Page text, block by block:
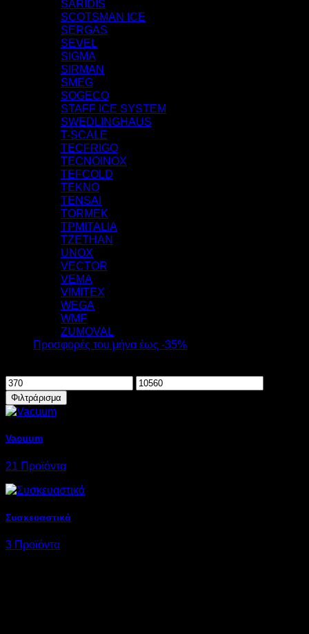
SARIDIS
SCOTSMAN ICE
SERGAS
SEVEL
SIGMA
SIRMAN
SMEG
SOGECO
STAFF ICE SYSTEM
SWEDLINGHAUS
T-SCALE
TECFRIGO
TECNOINOX
TEFCOLD
TEKNO
TENSAI
TORMEK
TPMITALIA
TZETHAN
UNOX
VECTOR
VEMA
VIMITEX
WEGA
WMF
ZUMOVAL
Προσφορές του μήνα έως -35%
Ελάχιστη
τιμή
Μέγιστη
τιμή
Φιλτράρισμα
Vacuum
21 Προϊόντα
Συσκευαστικά
3 Προϊόντα